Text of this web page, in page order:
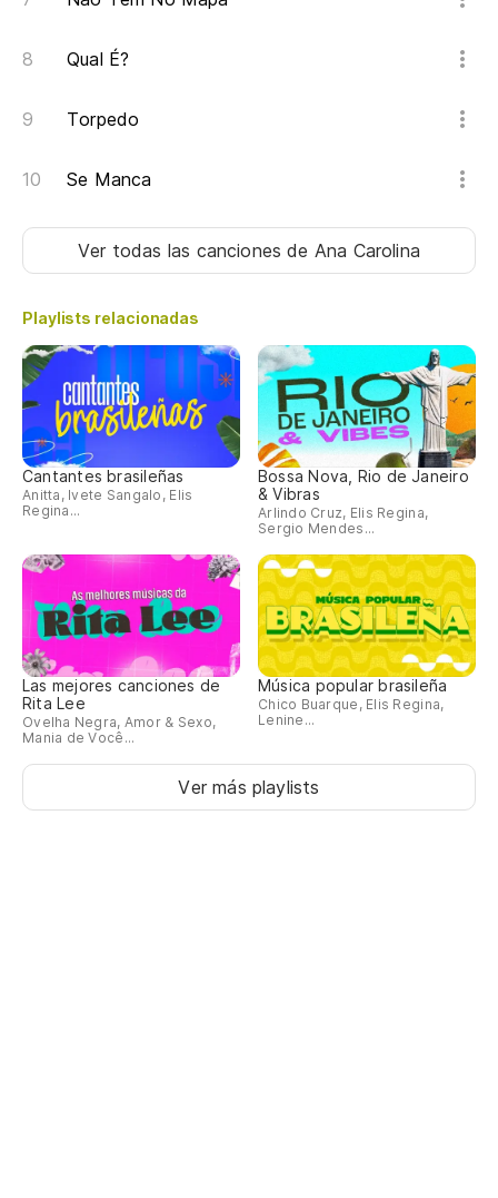
Qual É?
Torpedo
Se Manca
Ver todas las cancionesde Ana Carolina
Playlists relacionadas
Cantantes brasileñas
Anitta, Ivete Sangalo, Elis
Regina...
Bossa Nova, Rio de Janeiro
& Vibras
Arlindo Cruz, Elis Regina,
Sergio Mendes...
Las mejores canciones de
Rita Lee
Ovelha Negra, Amor & Sexo,
Mania de Você...
Música popular brasileña
Chico Buarque, Elis Regina,
Lenine...
Ver más playlists